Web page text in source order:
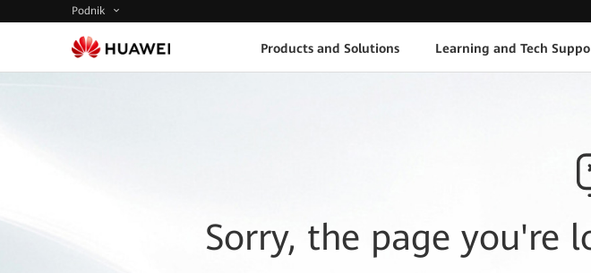
Podnik
Products and Solutions Learning and Tech
Sorry, the page you're